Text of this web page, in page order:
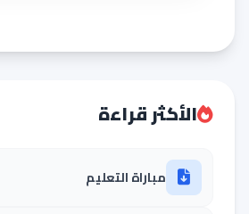
الأكثر قراءة
مباراة التعليم